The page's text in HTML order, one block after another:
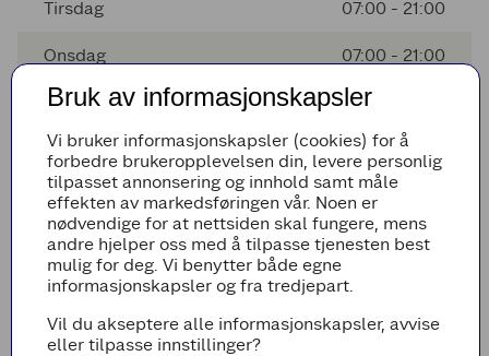
Tirsdag 07:00 - 21:00
Onsdag 07:00 - 21:00
Torsdag 07:00 - 21:00
Fredag 07:00 - 21:00
Lørdag 09:00 - 18:00
Avvikende åpningstider
Det er ingen avvikende åpningstider i nærmeste fremtid
Bruk av informasjonskapsler
Vi bruker informasjonskapsler (cookies) for å
forbedre brukeropplevelsen din, levere personlig
tilpasset annonsering og innhold samt måle
effekten av markedsføringen vår. Noen er
nødvendige for at nettsiden skal fungere, mens
andre hjelper oss med å tilpasse tjenesten best
mulig for deg. Vi benytter både egne
informasjonskapsler og fra tredjepart.
Vil du akseptere alle informasjonskapsler, avvise
eller tilpasse innstillinger?